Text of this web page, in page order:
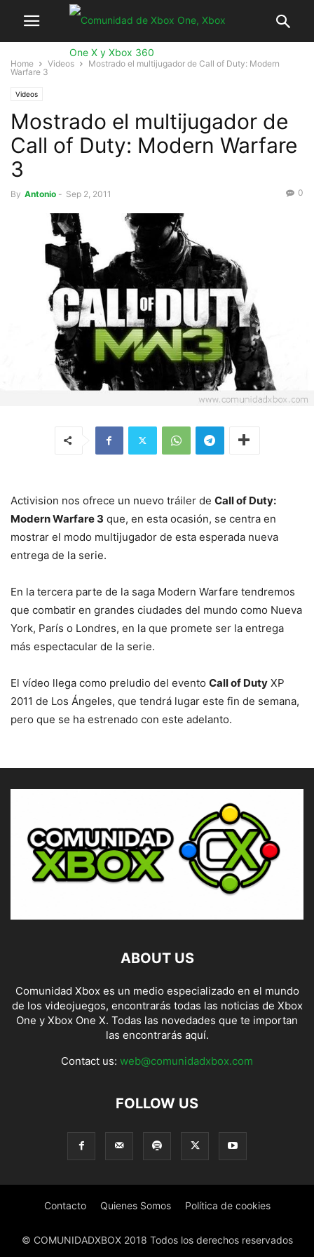
Home Videos
Mostrado el multijugador de Call of Duty: Modern
Warfare 3
Videos
Mostrado el multijugador de
Call of Duty: Modern Warfare
3
By Antonio - Sep 2, 2011 0
Activision nos ofrece un nuevo tráiler de Call of Duty:
Modern Warfare 3 que, en esta ocasión, se centra en
mostrar el modo multijugador de esta esperada nueva
entrega de la serie.
En la tercera parte de la saga Modern Warfare tendremos
que combatir en grandes ciudades del mundo como Nueva
York, París o Londres, en la que promete ser la entrega
más espectacular de la serie.
El vídeo llega como preludio del evento Call of Duty XP
2011 de Los Ángeles, que tendrá lugar este fin de semana,
pero que se ha estrenado con este adelanto.
ABOUT US
Comunidad Xbox es un medio especializado en el mundo
de los videojuegos, encontrarás todas las noticias de Xbox
One y Xbox One X. Todas las novedades que te importan
las encontrarás aquí.
Contact us: web@comunidadxbox.com
FOLLOW US
Contacto Quienes Somos Política de cookies
© COMUNIDADXBOX 2018 Todos los derechos reservados